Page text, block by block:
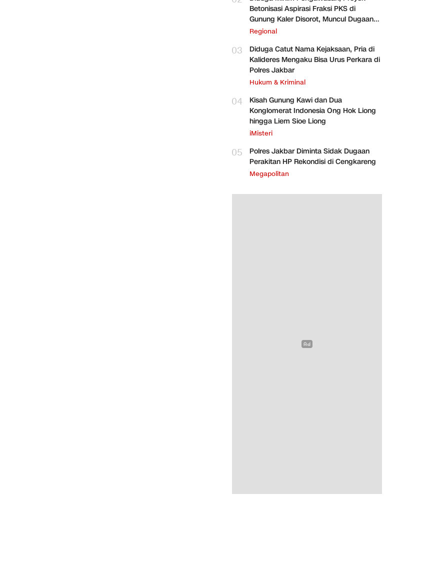
Betonisasi Aspirasi Fraksi PKS di
Gunung Kaler Disorot, Muncul Dugaan
Pengurangan Volume
Regional
03
Diduga Catut Nama Kejaksaan, Pria di
Kalideres Mengaku Bisa Urus Perkara di
Polres Jakbar
Hukum & Kriminal
04
Kisah Gunung Kawi dan Dua
Konglomerat Indonesia Ong Hok Liong
hingga Liem Sioe Liong
iMisteri
05
Polres Jakbar Diminta Sidak Dugaan
Perakitan HP Rekondisi di Cengkareng
Megapolitan